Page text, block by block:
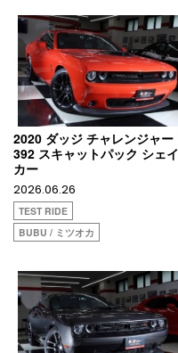
2020 ダッジ チャレンジャー
392 スキャットパック シェイ
カー
2026.06.26
TEST RIDE
BUBU / ミツオカ